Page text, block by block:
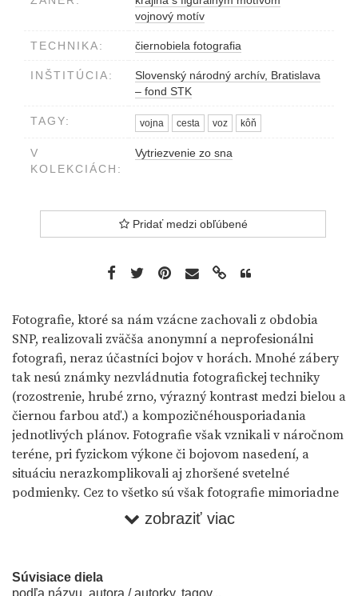
vojnový motív
TECHNIKA: čiernobiela fotografia
INŠTITÚCIA:
Slovenský národný archív, Bratislava
– fond STK
TAGY: vojna cesta voz kôň
V
KOLEKCIÁCH:
Vytriezvenie zo sna
Pridať medzi obľúbené
Fotografie, ktoré sa nám vzácne zachovali z obdobia
SNP, realizovali zväčša anonymní a neprofesionálni
fotografi, neraz účastníci bojov v horách. Mnohé zábery
tak nesú známky nezvládnutia fotografickej techniky
(rozostrenie, hrubé zrno, výrazný kontrast medzi bielou a
čiernou farbou atď.) a kompozičnéhousporiadania
jednotlivých plánov. Fotografie však vznikali v náročnom
teréne, pri fyzickom výkone či bojovom nasedení, a
situáciu nerazkomplikovali aj zhoršené svetelné
podmienky. Cez to všetko sú však fotografie mimoriadne
svojím izuálnym svedectvom o odboji Slovákov voči
Fotografie, ktoré sa doposiaľ zachovali, možno na
zobraziť viac
Súvisiace diela